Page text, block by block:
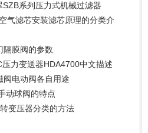
SZB系列压力式机械过滤器
气滤芯安装滤芯原理的分类介
隔膜阀的参数
力变送器HDA4700中文描述
阀电动阀各自用途
动球阀的特点
变压器分类的方法